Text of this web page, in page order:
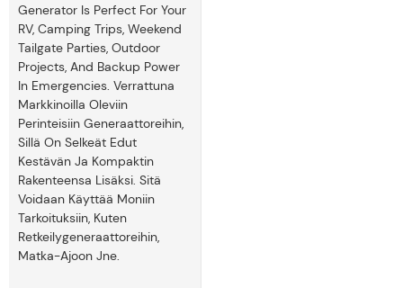
Generator Is Perfect For Your
RV, Camping Trips, Weekend
Tailgate Parties, Outdoor
Projects, And Backup Power
In Emergencies. Verrattuna
Markkinoilla Oleviin
Perinteisiin Generaattoreihin,
Sillä On Selkeät Edut
Kestävän Ja Kompaktin
Rakenteensa Lisäksi. Sitä
Voidaan Käyttää Moniin
Tarkoituksiin, Kuten
Retkeilygeneraattoreihin,
Matka-Ajoon Jne.